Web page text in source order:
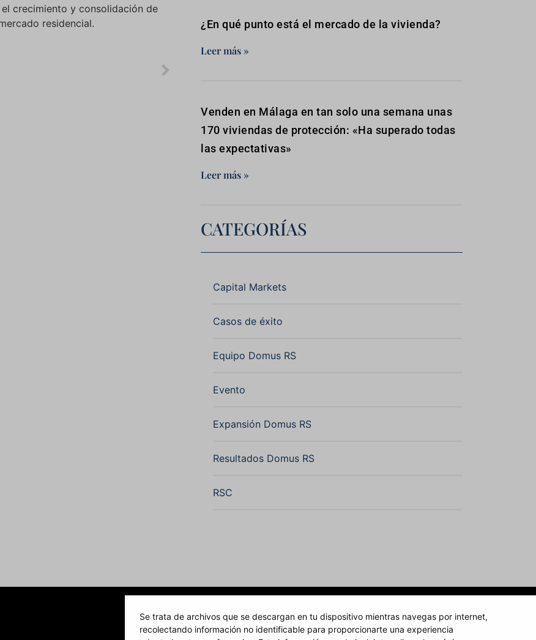
Se trata de archivos que se descargan en tu dispositivo mientras navegas por internet,
recolectando información no identificable para proporcionarte una experiencia
crecimiento y consolidación de
residencial.
¿En qué punto está el mercado de la vivienda?
Leer más »
Venden en Málaga en tan solo una semana unas
170 viviendas de protección: «Ha superado todas
las expectativas»
Leer más »
CATEGORÍAS
Capital Markets
Casos de éxito
Equipo Domus RS
Evento
Expansión Domus RS
Resultados Domus RS
RSC